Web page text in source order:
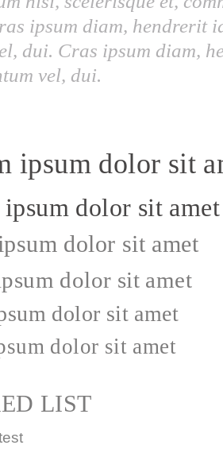
ipsum diam, hendrerit
dui. Cras ipsum diam,
vel, dui.
ipsum dolor sit
dolor sit amet
dolor sit amet
dolor sit amet
dolor sit amet
dolor sit amet
LIST